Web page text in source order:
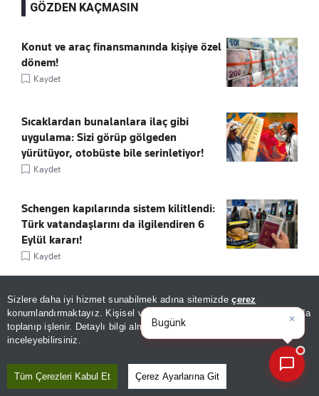
Sizlere daha iyi hizmet sunabilmek adına sitemizdeçerez
konumlandırmaktayız. Kişisel verileriniz, KVKK ve GDPR kapsamında
toplanıp işlenir. Detaylı bilgi almak içinAydınlatma Metnimizi
inceleyebilirsiniz.
Tüm Çerezleri Kabul Et Çerez Ayarlarına Git
GÖZDEN KAÇMASIN
Konut ve araç finansmanında kişiye özel
dönem!
Kaydet
Sıcaklardan bunalanlara ilaç gibi
uygulama: Sizi görüp gölgeden
yürütüyor, otobüste bile serinletiyor!
Kaydet
Schengen kapılarında sistem kilitlendi:
Türk vatandaşlarını da ilgilendiren 6
Eylül kararı!
Kaydet
BORSANIN 4 DEVİ İÇİN FİYAT!
Kaydet
Kia Ağustos fiyatları belli oldu:
Picanto'ya zam geldi
×
Bugünkü yazarların köşe
yazılarını özetleyi